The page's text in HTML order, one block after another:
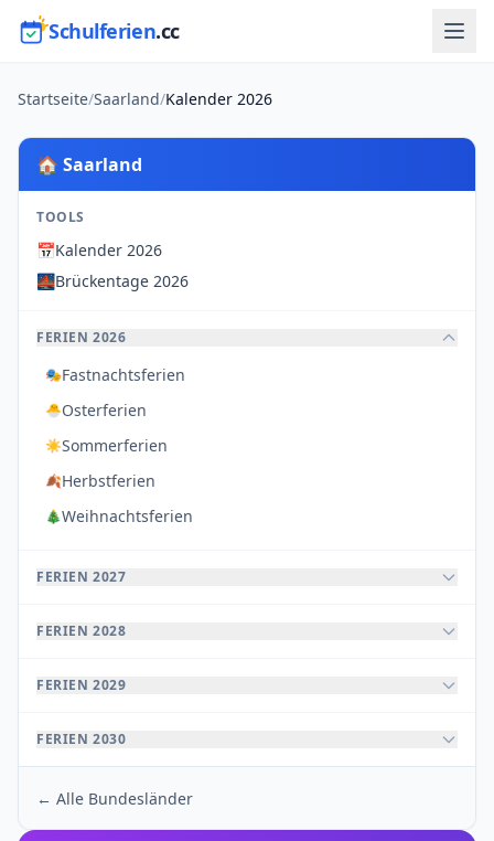
Schulferien.cc
Startseite/Saarland/Kalender 2026
🏠 Saarland
TOOLS
📅Kalender 2026
🌉Brückentage 2026
FERIEN 2026
🎭Fastnachtsferien
🐣Osterferien
☀️Sommerferien
🍂Herbstferien
🎄Weihnachtsferien
FERIEN 2027
FERIEN 2028
FERIEN 2029
FERIEN 2030
← Alle Bundesländer